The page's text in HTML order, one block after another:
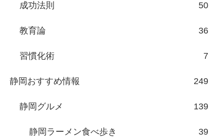
成功法則 50
教育論 36
習慣化術 7
静岡おすすめ情報 249
静岡グルメ 139
静岡ラーメン食べ歩き 39